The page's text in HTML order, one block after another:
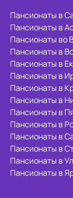
Пансионаты в
Пансионаты в
Пансионаты во
Пансионаты в
Пансионаты в
Пансионаты в
Пансионаты в
Пансионаты в
Пансионаты в
Пансионаты в
Пансионаты в
Пансионаты в
Пансионаты в
Пансионаты в